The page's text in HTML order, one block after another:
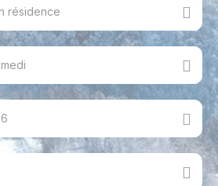
résidence